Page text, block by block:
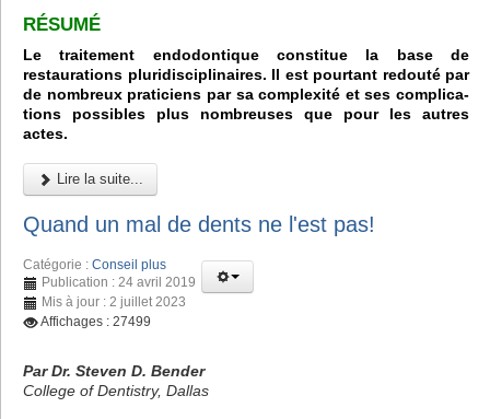
RÉSUMÉ
Le traitement endodontique constitue la base de
restaurations pluridisciplinaires. Il est pourtant redouté par
de nombreux praticiens par sa complexité et ses complica-
tions possibles plus nombreuses que pour les autres
actes.
Lire la suite...
Quand un mal de dents ne l'est pas!
Catégorie : Conseil plus
Publication : 24 avril 2019
Mis à jour : 2 juillet 2023
Affichages : 27499
Par Dr. Steven D. Bender
College of Dentistry, Dallas